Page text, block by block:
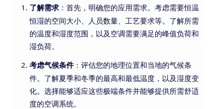
了解需求：首先，明确您的应用需求。考虑需要恒温
恒湿的空间大小、人员数量、工艺要求等。了解所需
的温度和湿度范围，以及空调需要满足的峰值负荷和
湿负荷。
考虑气候条件：评估您的地理位置和当地的气候条
件。了解夏季和冬季的最高和最低温度，以及湿度变
化。选择能够适应这些极端条件并能够提供所需舒适
度的空调系统。